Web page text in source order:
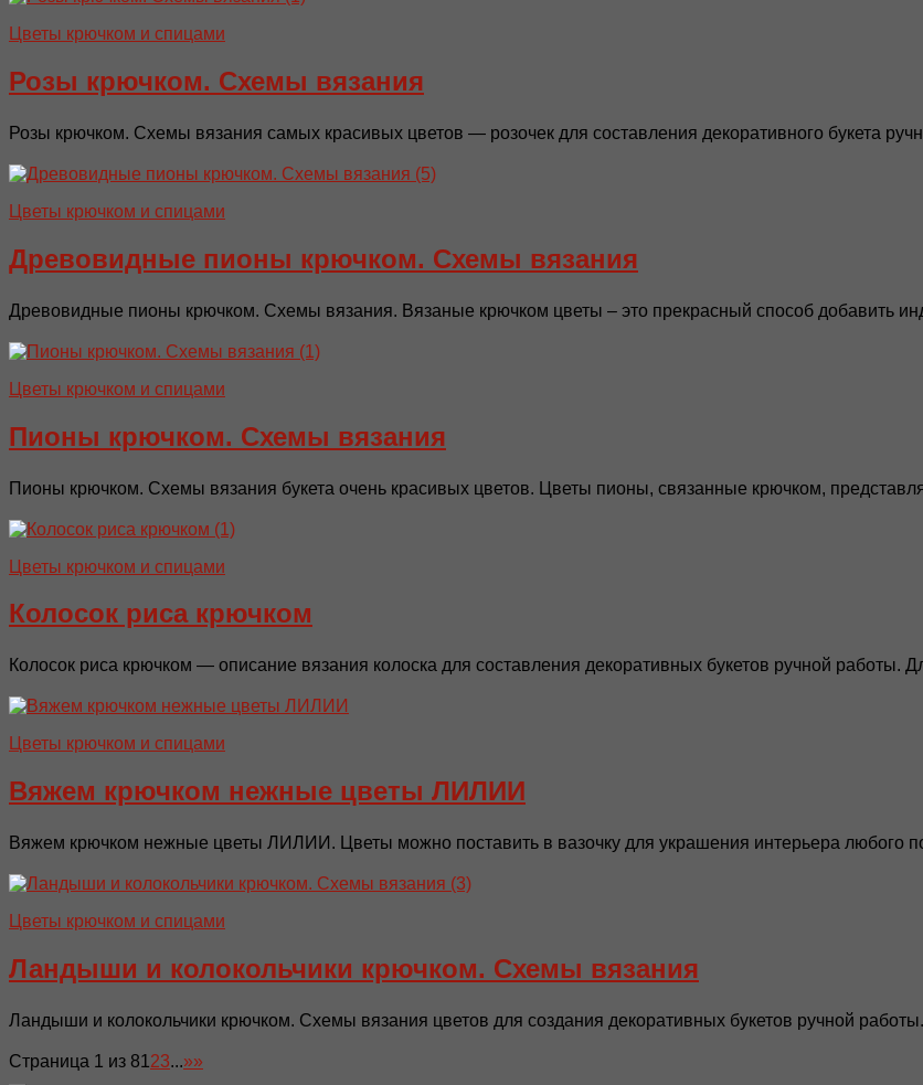
Цветы крючком и спицами
Розы крючком. Схемы вязания
Розы крючком. Схемы вязания самых красивых цветов — розочек для составления декоративного букета
Цветы крючком и спицами
Древовидные пионы крючком. Схемы вязания
Древовидные пионы крючком. Схемы вязания. Вязаные крючком цветы – это прекрасный способ добавить
Цветы крючком и спицами
Пионы крючком. Схемы вязания
Пионы крючком. Схемы вязания букета очень красивых цветов. Цветы пионы, связанные крючком,
Цветы крючком и спицами
Колосок риса крючком
Колосок риса крючком — описание вязания колоска для составления декоративных букетов ручной работы.
Цветы крючком и спицами
Вяжем крючком нежные цветы ЛИЛИИ
Вяжем крючком нежные цветы ЛИЛИИ. Цветы можно поставить в вазочку для украшения интерьера любого
Цветы крючком и спицами
Ландыши и колокольчики крючком. Схемы вязания
Ландыши и колокольчики крючком. Схемы вязания цветов для создания декоративных букетов ручной
Страница 1 из 81 23...»»